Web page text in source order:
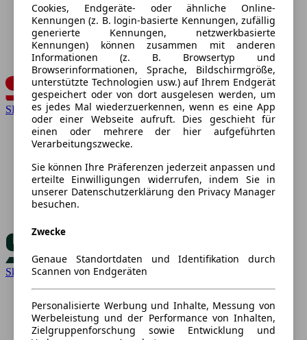
SEAT
Skoda
Cookies, Endgeräte- oder ähnliche Online-
Kennungen (z. B. login-basierte Kennungen, zufällig
generierte Kennungen, netzwerkbasierte
Kennungen) können zusammen mit anderen
Informationen (z. B. Browsertyp und
Browserinformationen, Sprache, Bildschirmgröße,
unterstützte Technologien usw.) auf Ihrem Endgerät
gespeichert oder von dort ausgelesen werden, um
es jedes Mal wiederzuerkennen, wenn es eine App
oder einer Webseite aufruft. Dies geschieht für
einen oder mehrere der hier aufgeführten
Verarbeitungszwecke.
Sie können Ihre Präferenzen jederzeit anpassen und
erteilte Einwilligungen widerrufen, indem Sie in
unserer Datenschutzerklärung den Privacy Manager
besuchen.
Zwecke
Genaue Standortdaten und Identifikation durch
Scannen von Endgeräten
Personalisierte Werbung und Inhalte, Messung von
Werbeleistung und der Performance von Inhalten,
Zielgruppenforschung sowie Entwicklung und